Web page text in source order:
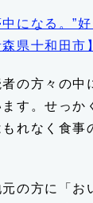
になる。”
県十和田市
の方々の中
す。せっか
れなく食事
の方に「お